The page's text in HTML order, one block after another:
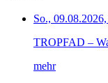
So.,
TROPFAD –
mehr